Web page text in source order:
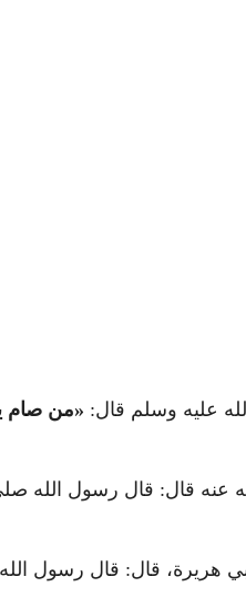
عليه وسلم قال: «من صام
عنه قال: قال رسول الله
هريرة، قال: قال رسول